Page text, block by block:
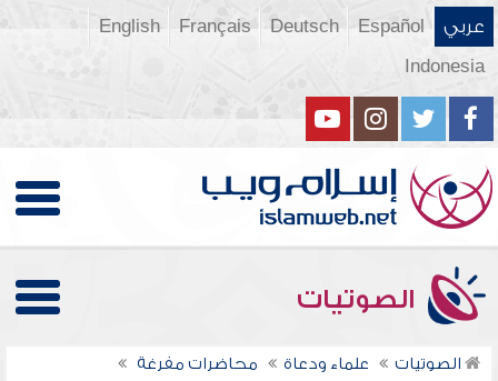
عربي Español
Deutsch
Français
English
Indonesia
الصوتيات
الصوتيات علماء ودعاة
محاضرات مفرغة